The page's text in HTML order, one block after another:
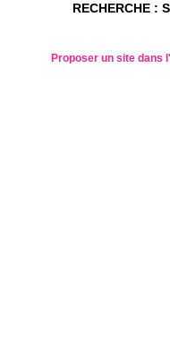
RECHERCHE :
Proposer un site dans